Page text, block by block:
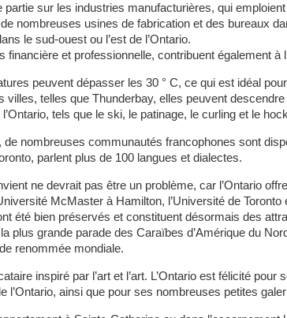
partie sur les industries manufacturières, qui
nombreuses usines de fabrication et des bureaux
le sud-ouest ou l’est de l’Ontario.
et professionnelle, contribuent également à
peuvent dépasser les 30 ° C, ce qui est idéal
villes, telles que Thunderbay, elles peuvent
tels que le ski, le patinage, le curling et le
de nombreuses communautés francophones sont
parlent plus de 100 langues et dialectes.
ne devrait pas être un problème, car l’Ontario
McMaster à Hamilton, l’Université de Toronto
été bien préservés et constituent désormais des
plus grande parade des Caraïbes d’Amérique du
renommée mondiale.
inspiré par l’art et l’art. L’Ontario est félicité
l’Ontario, ainsi que pour ses nombreuses petites